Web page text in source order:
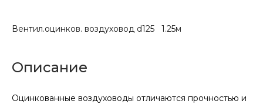
Вентил.оцинков. воздуховод d125 1.25м
Описание
Оцинкованные воздуховоды отличаются прочностью и